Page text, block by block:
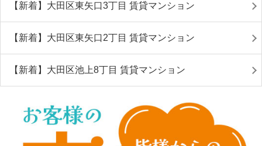
【新着】大田区東矢口3丁目 賃貸マンション
【新着】大田区東矢口2丁目 賃貸マンション
【新着】大田区池上8丁目 賃貸マンション